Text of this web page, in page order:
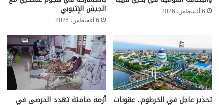
6 أغسطس، 2026 الجيش الإثيوبي
6 أغسطس، 2026
تحذير عاجل في الخرطوم.. عقوبات أزمة صامتة تهدد المرضى في